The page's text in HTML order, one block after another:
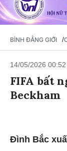
BÌNH ĐẲNG GIỚI /
14/05/2026 00:52
FIFA bất
Beckham
Đình Bắc